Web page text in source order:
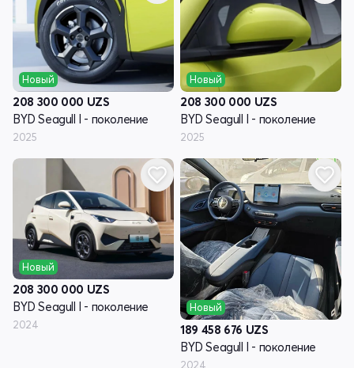
Новый
208 300 000 UZS
BYD Seagull I - поколение
2025
Новый
208 300 000 UZS
BYD Seagull I - поколение
2025
Новый
208 300 000 UZS
BYD Seagull I - поколение
2024
Новый
189 458 676 UZS
BYD Seagull I - поколение
2024